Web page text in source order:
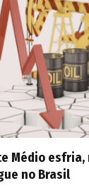
Médio
no Brasil